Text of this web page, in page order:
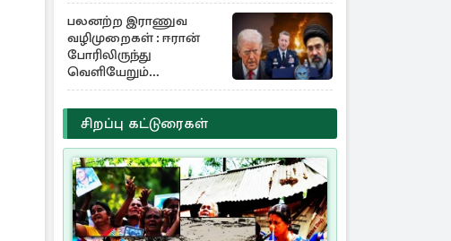
பலனற்ற இராணுவ
வழிமுறைகள் : ஈரான்
போரிலிருந்து
வெளியேறும்
வழியைத்தேடும்
அமெரிக்க தளபதி
சிறப்பு கட்டுரைகள்